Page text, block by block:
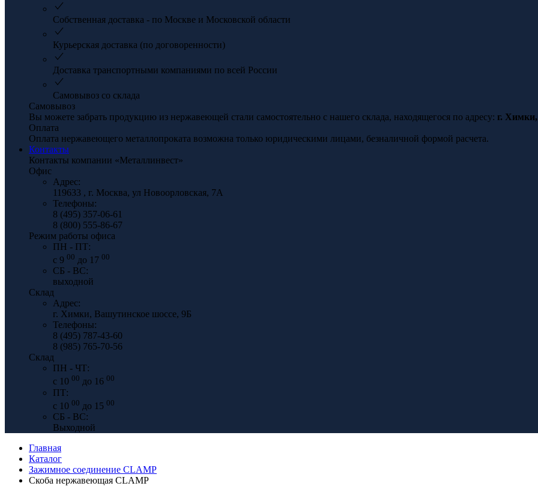
Собственная доставка - по Москве и Московской области
Курьерская доставка (по договоренности)
Доставка транспортными компаниями по всей России
Самовывоз со склада
Самовывоз
Вы можете забрать продукцию из нержавеющей стали самостоятельно с нашего склада, находящегося по адресу: г.
Оплата
Оплата нержавеющего металлопроката возможна только юридическими лицами, безналичной формой расчета.
Контакты
Контакты компании «Металлинвест»
Офис
Адрес:
119633 , г. Москва, ул Новоорловская, 7А
Телефоны:
8 (495) 357-06-61
8 (800) 555-86-67
Режим работы офиса
ПН - ПТ:
с 9 00 до 17 00
СБ - ВС:
выходной
Склад
Адрес:
г. Химки, Вашутинское шоссе, 9Б
Телефоны:
8 (495) 787-43-60
8 (985) 765-70-56
Склад
ПН - ЧТ:
с 10 00 до 16 00
ПТ:
с 10 00 до 15 00
СБ - ВС:
Выходной
Главная
Каталог
Зажимное соединение CLAMP
Скоба нержавеющая CLAMP